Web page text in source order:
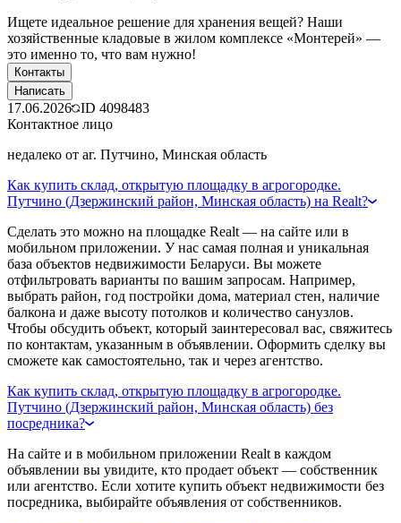
Ищете идеальное решение для хранения вещей? Наши
хозяйственные кладовые в жилом комплексе «Монтерей» —
это именно то, что вам нужно!
Контакты
Написать
17.06.2026 ID 4098483
Контактное лицо
недалеко от аг. Путчино, Минская область
Как купить склад, открытую площадку в агрогородке.
Путчино (Дзержинский район, Минская область) на Realt?
Сделать это можно на площадке Realt — на сайте или в
мобильном приложении. У нас самая полная и уникальная
база объектов недвижимости Беларуси. Вы можете
отфильтровать варианты по вашим запросам. Например,
выбрать район, год постройки дома, материал стен, наличие
балкона и даже высоту потолков и количество санузлов.
Чтобы обсудить объект, который заинтересовал вас, свяжитесь
по контактам, указанным в объявлении. Оформить сделку вы
сможете как самостоятельно, так и через агентство.
Как купить склад, открытую площадку в агрогородке.
Путчино (Дзержинский район, Минская область) без
посредника?
На сайте и в мобильном приложении Realt в каждом
объявлении вы увидите, кто продает объект — собственник
или агентство. Если хотите купить объект недвижимости без
посредника, выбирайте объявления от собственников.